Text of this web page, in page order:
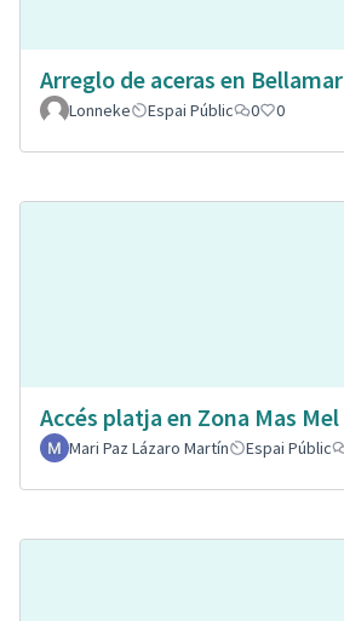
Arreglo de aceras en Bellamar
Lonneke
Espai Públic 0 0
Accés platja en Zona Mas Mel
Mari Paz Lázaro Martín
Espai Públic